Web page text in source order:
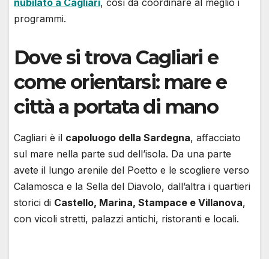
nubilato a Cagliari, così da coordinare al meglio i
programmi.
Dove si trova Cagliari e
come orientarsi: mare e
città a portata di mano
Cagliari è il capoluogo della Sardegna, affacciato
sul mare nella parte sud dell’isola. Da una parte
avete il lungo arenile del Poetto e le scogliere verso
Calamosca e la Sella del Diavolo, dall’altra i quartieri
storici di Castello, Marina, Stampace e Villanova,
con vicoli stretti, palazzi antichi, ristoranti e locali.